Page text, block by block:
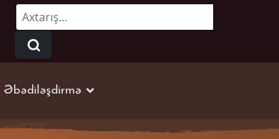
Axtarmaq...
Əbədiləşdirmə